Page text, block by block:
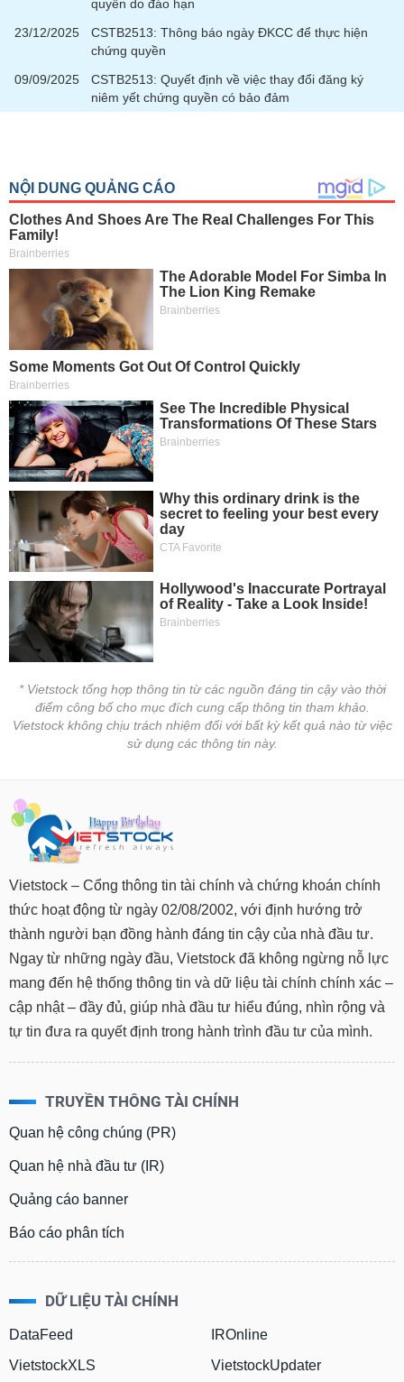
quyền do đáo hạn
23/12/2025
CSTB2513: Thông báo ngày ĐKCC để thực hiện
chứng quyền
09/09/2025
CSTB2513: Quyết định về việc thay đổi đăng ký
niêm yết chứng quyền có bảo đảm
* Vietstock tổng hợp thông tin từ các nguồn đáng tin cậy vào thời
điểm công bố cho mục đích cung cấp thông tin tham khảo.
Vietstock không chịu trách nhiệm đối với bất kỳ kết quả nào từ việc
sử dụng các thông tin này.
Vietstock – Cổng thông tin tài chính và chứng khoán chính
thức hoạt động từ ngày 02/08/2002, với định hướng trở
thành người bạn đồng hành đáng tin cậy của nhà đầu tư.
Ngay từ những ngày đầu, Vietstock đã không ngừng nỗ lực
mang đến hệ thống thông tin và dữ liệu tài chính chính xác –
cập nhật – đầy đủ, giúp nhà đầu tư hiểu đúng, nhìn rộng và
tự tin đưa ra quyết định trong hành trình đầu tư của mình.
TRUYỀN THÔNG TÀI CHÍNH
Quan hệ công chúng (PR)
Quan hệ nhà đầu tư (IR)
Quảng cáo banner
Báo cáo phân tích
DỮ LIỆU TÀI CHÍNH
DataFeed
VietstockXLS
IROnline
VietstockUpdater